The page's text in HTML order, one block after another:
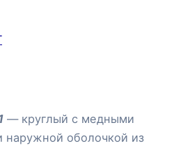
— круглый с медными
наружной оболочкой из